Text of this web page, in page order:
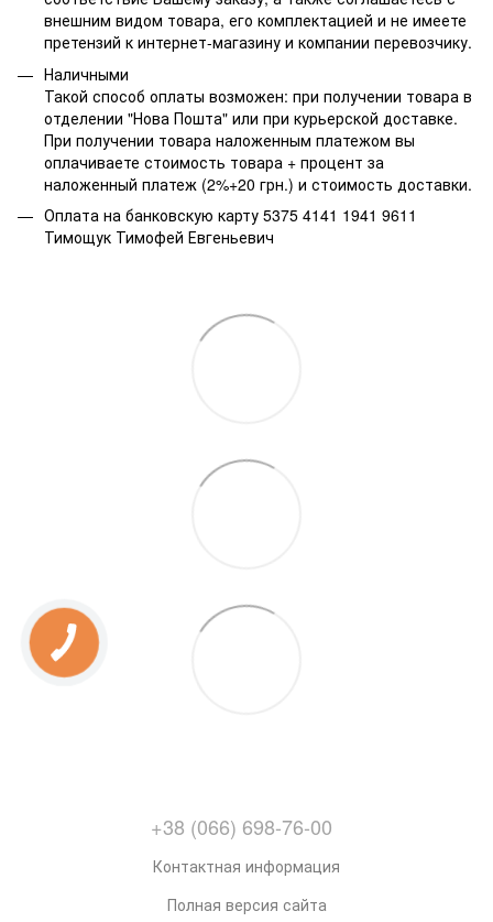
внешним видом товара, его комплектацией и не имеете
претензий к интернет-магазину и компании перевозчику.
Наличными
Такой способ оплаты возможен: при получении товара в
отделении "Нова Пошта" или при курьерской доставке.
При получении товара наложенным платежом вы
оплачиваете стоимость товара + процент за
наложенный платеж (2%+20 грн.) и стоимость доставки.
Оплата на банковскую карту 5375 4141 1941 9611
Тимощук Тимофей Евгеньевич
+38 (066) 698-76-00
Контактная информация
Полная версия сайта